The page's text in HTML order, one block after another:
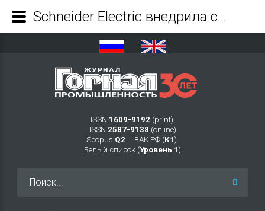
ISSN 1609-9192 (print)
ISSN 2587-9138 (online)
Scopus Q2 Ι ВАК РФ (K1 )
Белый список (Уровень 1 )
Schneider Electric внедрила систему управления движением поездов на Талдинском разрезе «Кузбассразрезугля» совместно с ЛокоТех-Сигнал - Журнал Горная промышленность